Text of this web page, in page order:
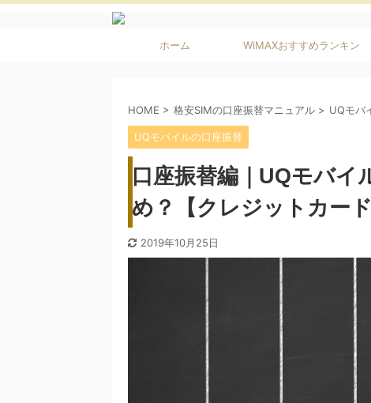
ホーム WiMAXおすすめランキン
HOME > 格安SIMの口座振替マニュアル > UQモバ
UQモバイルの口座振替
口座振替編｜UQモバ
め？【クレジットカード
2019年10月25日